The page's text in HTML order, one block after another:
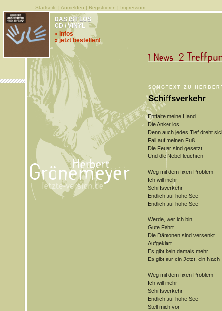
Startseite | Anmelden | Registrieren | Impressum
SONGTEXT ZU
Schiffsverkehr
DAS IST LOS
CD / VINYL
» Infos
» jetzt bestellen!
Entfalte meine Hand
Die Anker los
Denn auch jedes Tief dreht
Fall auf meinen Fuß
Die Feuer sind gesetzt
Und die Nebel leuchten
Weg mit dem fixen Problem
Ich will mehr
Schiffsverkehr
Endlich auf hohe See
Endlich auf hohe See
Werde, wer ich bin
Gute Fahrt
Die Dämonen sind versenkt
Aufgeklart
Es gibt kein damals mehr
Es gibt nur ein Jetzt, ein
Weg mit dem fixen Problem
Ich will mehr
Schiffsverkehr
Endlich auf hohe See
Stell mich vor